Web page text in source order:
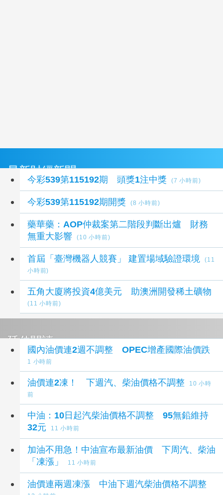
最新財經新聞
今彩539第115192期 頭獎1注中獎 (7 小時前)
今彩539第115192期開獎 (8 小時前)
藥華藥：AOP仲裁案第二階段判斷出爐 財務
無重大影響
(10 小時前)
首屆「臺灣機器人競賽」 建置場域驗證環境
(11
小時前)
五角大廈將投資4億美元 助澳洲開發稀土礦物
(11 小時前)
延伸閱讀
國內油價連2週不調整 OPEC增產國際油價跌
1 小時前
油價連2凍！ 下週汽、柴油價格不調整
10 小時
前
中油：10日起汽柴油價格不調整 95無鉛維持
32元
11 小時前
加油不用急！中油宣布最新油價 下周汽、柴油
「凍漲」
11 小時前
油價連兩週凍漲 中油下週汽柴油價格不調整